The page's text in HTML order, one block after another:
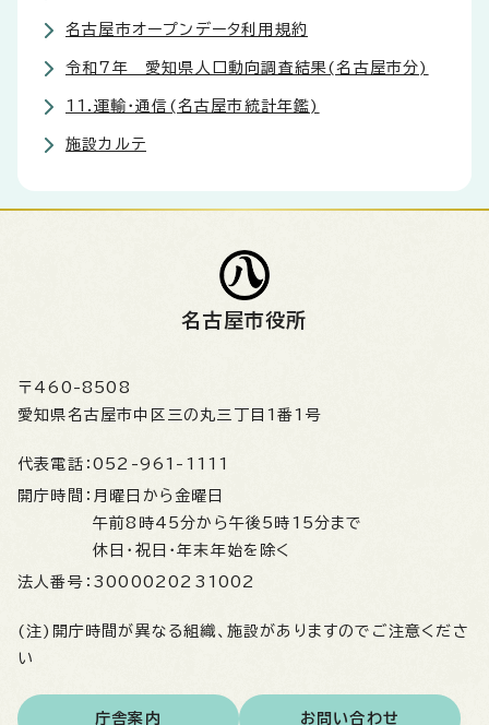
名古屋市オープンデータ利用規約
令和7年 愛知県人口動向調査結果(名古屋市分)
11.運輸・通信(名古屋市統計年鑑)
施設カルテ
名古屋市役所
〒460-8508
愛知県名古屋市中区三の丸三丁目1番1号
代表電話： 052-961-1111
開庁時間： 月曜日から金曜日
午前8時45分から午後5時15分まで
休日・祝日・年末年始を除く
法人番号： 3000020231002
(注)開庁時間が異なる組織、施設がありますのでご注意くださ
い
庁舎案内 お問い合わせ